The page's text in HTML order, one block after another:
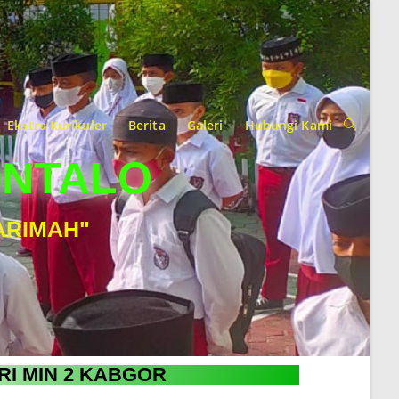
Ekstra Kurikuler Berita Galeri Hubungi Kami
MIN 2 KABGOR